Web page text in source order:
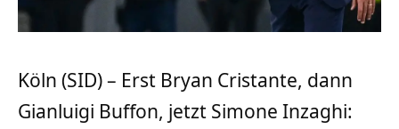
Köln (SID) – Erst Bryan Cristante, dann
Gianluigi Buffon, jetzt Simone Inzaghi: